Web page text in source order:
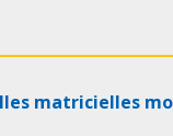
matricielles